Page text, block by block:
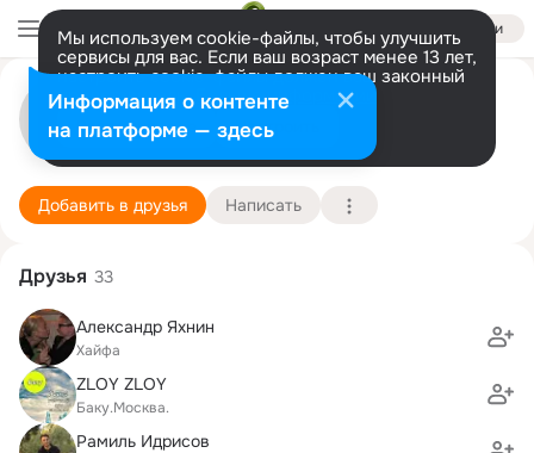
Войти
Мы используем cookie-файлы, чтобы улучшить
сервисы для вас. Если ваш возраст менее 13 лет,
настроить cookie-файлы должен ваш законный
представитель. Больше информации
Разрешить все Настроить
Денис Исаков
Хайфа
29 сентября (45 лет)
Школа-интернат "Кфар-Галим Лео-Бек"
Подробнее
Добавить в друзья Написать
Друзья 33
Александр Яхнин
Хайфа
ZLOY ZLOY
Баку.Москва.
Рамиль Идрисов
Информация о контенте
на платформе — здесь